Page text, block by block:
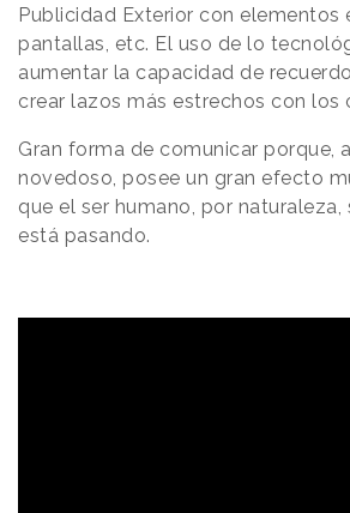
Publicidad Exterior con elementos
pantallas, etc. El uso de lo
aumentar la capacidad de
crear lazos más estrechos con los
Gran forma de comunicar porque,
novedoso, posee un gran efecto
que el ser humano, por naturaleza,
está pasando.